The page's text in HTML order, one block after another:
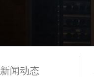
新闻动态